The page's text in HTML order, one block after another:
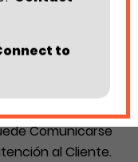
si dar
o al utilizar todo
Comunicarse
al Cliente.
to